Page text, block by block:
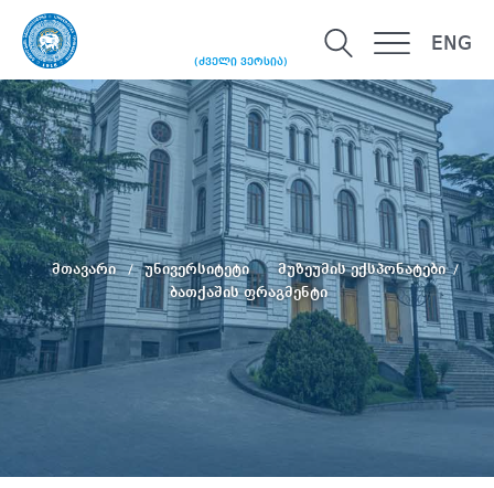
(ძველი ვერსია)
ENG
მთავარი უნივერსიტეტი
მუზეუმის ექსპონატები
ბათქაშის ფრაგმენტი